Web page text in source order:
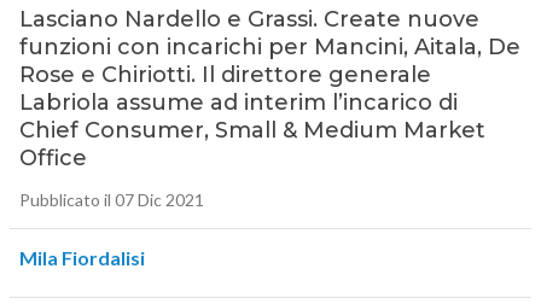
Lasciano Nardello e Grassi. Create nuove
funzioni con incarichi per Mancini, Aitala, De
Rose e Chiriotti. Il direttore generale
Labriola assume ad interim l’incarico di
Chief Consumer, Small & Medium Market
Office
Pubblicato il 07 Dic 2021
Mila Fiordalisi